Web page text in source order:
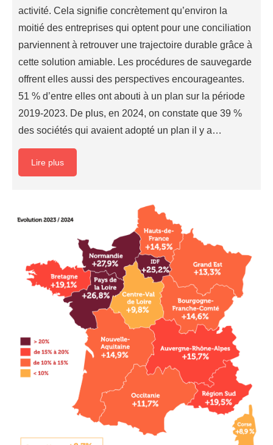
activité. Cela signifie concrètement qu’environ la
moitié des entreprises qui optent pour une conciliation
parviennent à retrouver une trajectoire durable grâce à
cette solution amiable. Les procédures de sauvegarde
offrent elles aussi des perspectives encourageantes.
51 % d’entre elles ont abouti à un plan sur la période
2019-2023. De plus, en 2024, on constate que 39 %
des sociétés qui avaient adopté un plan il y a…
Lire plus